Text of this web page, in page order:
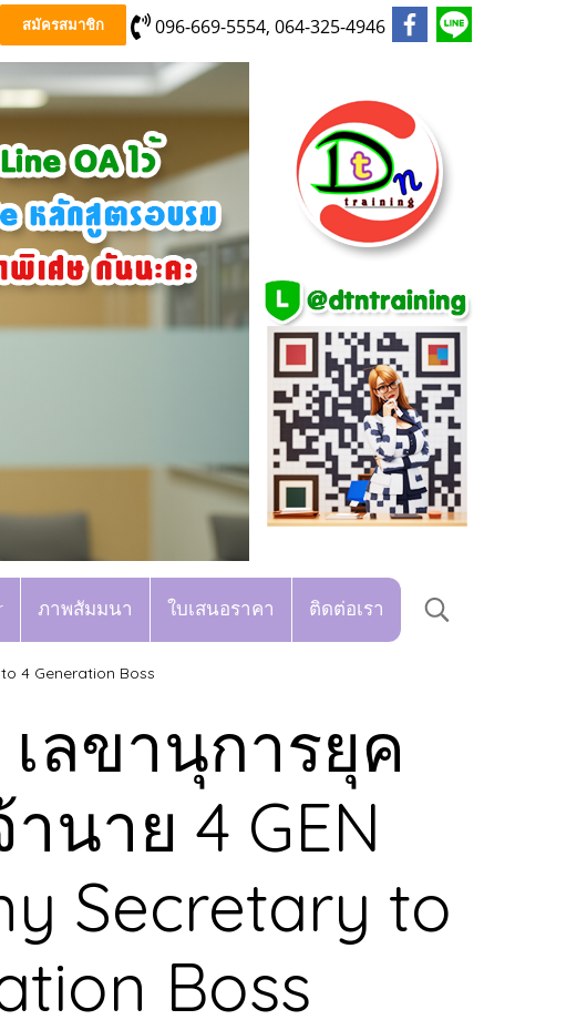
สมัครสมาชิก 096-669-5554, 064-325-4946
ภาพสัมมนา ใบเสนอราคา ติดต่อเรา
4 Generation Boss
ลขานุการยุค
นาย 4 GEN
Secretary to
Boss